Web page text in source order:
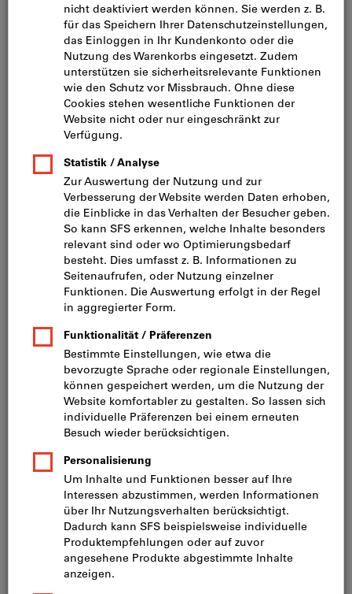
Bild zum Vergrößern anklicken
Preis pro 1 Stück
inkl. MwSt. zzgl. Versandkosten
Netto: CHF 20.70
Mindestbestellmenge: 10 Stück
Bestellschritt: 10 Stück